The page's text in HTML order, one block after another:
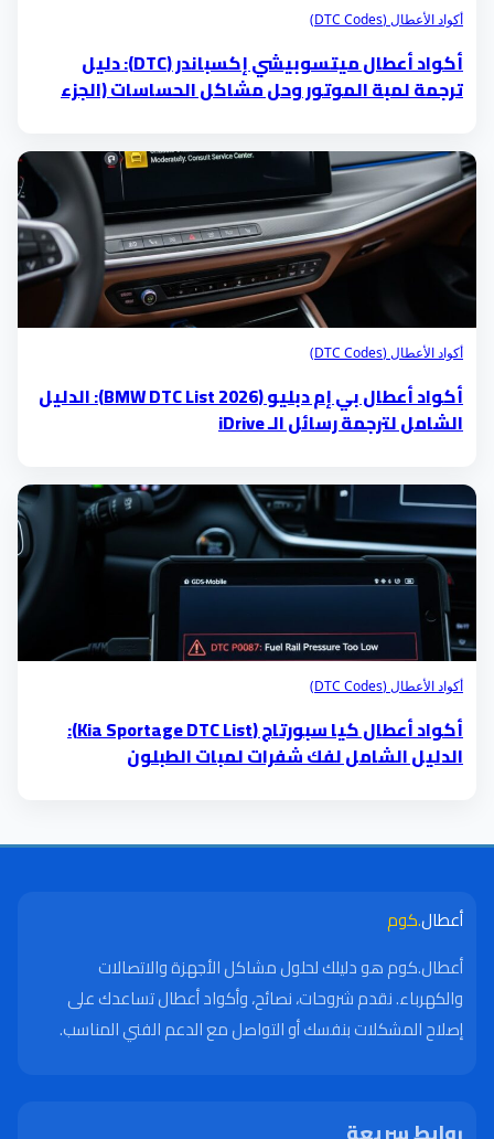
أكواد الأعطال (DTC Codes)
أكواد أعطال ميتسوبيشي إكسباندر (DTC): دليل
ترجمة لمبة الموتور وحل مشاكل الحساسات (الجزء
أكواد الأعطال (DTC Codes)
أكواد أعطال بي إم دبليو (BMW DTC List 2026): الدليل
الشامل لترجمة رسائل الـ iDrive
أكواد الأعطال (DTC Codes)
أكواد أعطال كيا سبورتاج (Kia Sportage DTC List):
الدليل الشامل لفك شفرات لمبات الطبلون
أعطال.كوم
أعطال.كوم هو دليلك لحلول مشاكل الأجهزة والاتصالات
والكهرباء. نقدم شروحات، نصائح، وأكواد أعطال تساعدك على
إصلاح المشكلات بنفسك أو التواصل مع الدعم الفني المناسب.